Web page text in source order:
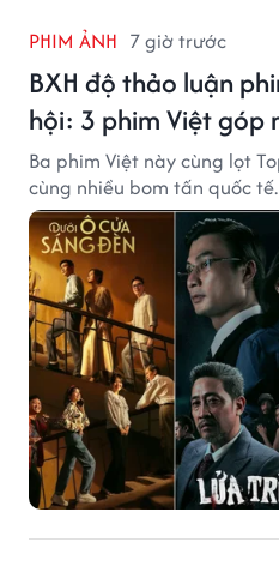
PHIM ẢNH 7 giờ trước
BXH độ thảo luận
hội: 3 phim Việt góp
Ba phim Việt này cùng lọt
cùng nhiều bom tấn quốc tế.